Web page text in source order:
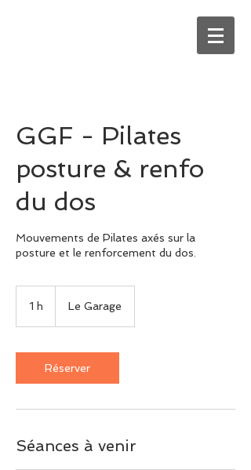
GGF - Pilates
posture & renfo
du dos
Mouvements de Pilates axés sur la
posture et le renforcement du dos.
1 h Le Garage
Réserver
Séances à venir